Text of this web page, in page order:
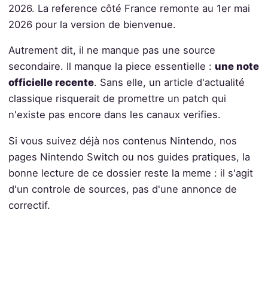
2026. La reference côté France remonte au 1er mai
2026 pour la version de bienvenue.
Autrement dit, il ne manque pas une source
secondaire. Il manque la piece essentielle : une note
officielle recente. Sans elle, un article d'actualité
classique risquerait de promettre un patch qui
n'existe pas encore dans les canaux verifies.
Si vous suivez déjà nos contenus Nintendo, nos
pages Nintendo Switch ou nos guides pratiques, la
bonne lecture de ce dossier reste la meme : il s'agit
d'un controle de sources, pas d'une annonce de
correctif.